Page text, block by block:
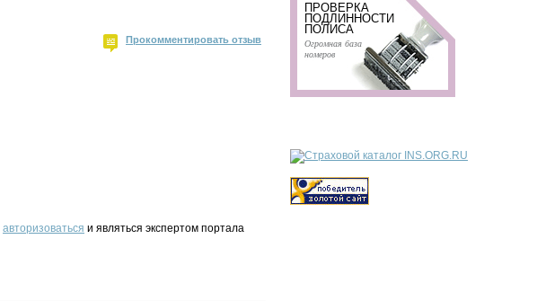
Прокомментировать отзыв
авторизоваться и являться экспертом портала
ПРОВЕРКА
ПОДЛИННОСТИ
ПОЛИСА
Огромная база
номеров